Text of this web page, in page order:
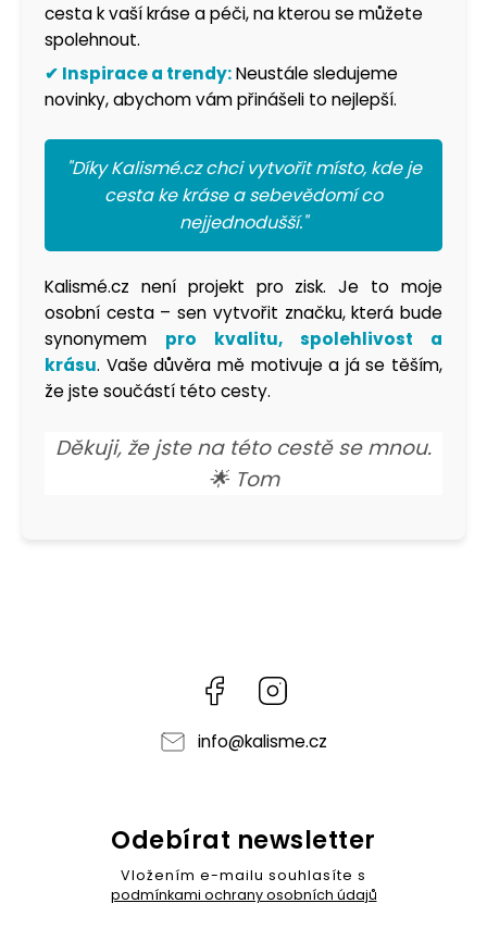
cesta k vaší kráse a péči, na kterou se můžete
spolehnout.
✔ Inspirace a trendy:Neustále sledujeme
novinky, abychom vám přinášeli to nejlepší.
"Díky Kalismé.cz chci vytvořit místo, kde je
cesta ke kráse a sebevědomí co
nejjednodušší."
Kalismé.cz není projekt pro zisk. Je to moje
osobní cesta – sen vytvořit značku, která bude
synonymem pro kvalitu, spolehlivost a
krásu. Vaše důvěra mě motivuje a já se těším,
že jste součástí této cesty.
Děkuji, že jste na této cestě se mnou.
🌟 Tom
Facebook
info@kalisme.cz
Odebírat newsletter
Vložením e-mailu souhlasíte s
podmínkami ochrany osobních údajů